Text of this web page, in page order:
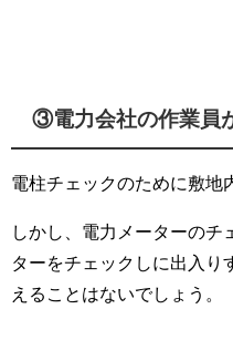
③電力会社の作業員
電柱チェックのために敷地
しかし、電力メーターのチ
ターをチェックしに出入り
えることはないでしょう。